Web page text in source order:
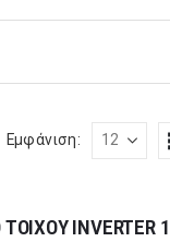
Εμφάνιση: